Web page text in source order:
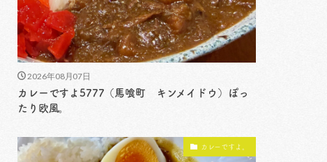
2026年08月07日
カレーですよ5777（馬喰町 キンメイドウ）ぽっ
たり欧風。
カレーですよ。